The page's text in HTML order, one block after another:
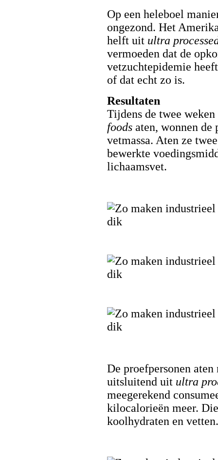
Op een heleboel
ongezond. Het
helft uit ultra
vermoeden dat de
vetzuchtepidemie
of dat echt zo is.
Resultaten
Tijdens de twee
foods aten, wonnen de
vetmassa. Aten ze
bewerkte
lichaamsvet.
De proefpersonen
uitsluitend uit ultra
meegerekend
kilocalorieën meer.
koolhydraten en vetten.